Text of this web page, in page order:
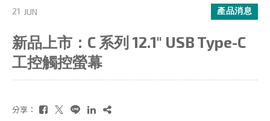
21 JUN 產品消息
新品上市：C 系列 12.1" USB Type-C
工控觸控螢幕
分享：